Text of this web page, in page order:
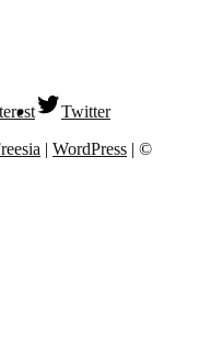
Twitter
| WordPress | ©